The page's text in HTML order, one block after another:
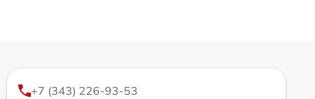
+7 (343) 226-93-53